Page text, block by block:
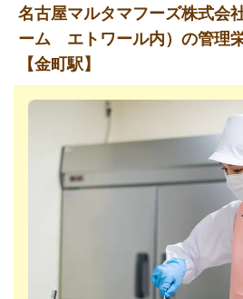
名古屋マルタマフーズ株式会
ーム エトワール内）の管理
【金町駅】